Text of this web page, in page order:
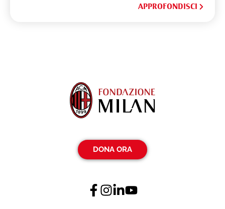
APPROFONDISCI
DONA ORA